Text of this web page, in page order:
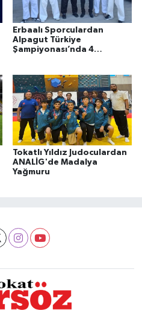
Erbaalı Sporculardan
Alpagut Türkiye
Şampiyonası’nda 4
Tokatlı Yıldız Judoculardan
ANALİG'de Madalya
Yağmuru